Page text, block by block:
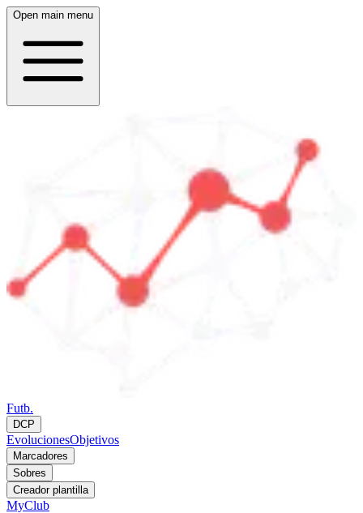
Open main menu
Futb.
DCP
EvolucionesObjetivos
Marcadores
Sobres
Creador plantilla
MyClub